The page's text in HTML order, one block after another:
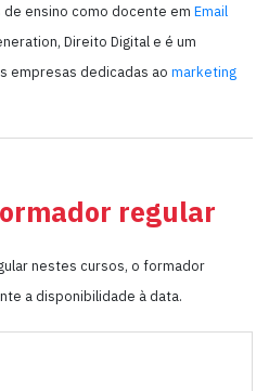
ensino como docente em Email
Direito Digital e é um
empresas dedicadas ao marketing
regular
nestes cursos, o formador
a disponibilidade à data.